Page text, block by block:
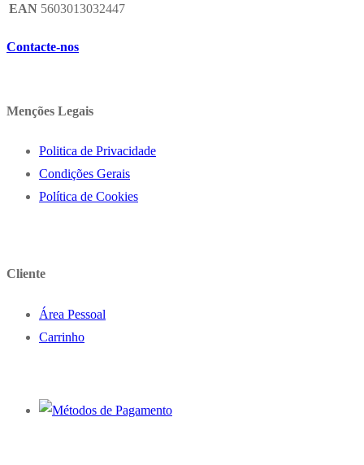
EAN 5603013032447
Contacte-nos
Menções Legais
Politica de Privacidade
Condições Gerais
Política de Cookies
Cliente
Área Pessoal
Carrinho